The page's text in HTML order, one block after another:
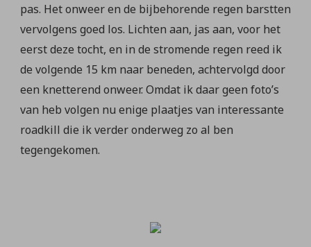
pas. Het onweer en de bijbehorende regen barstten
vervolgens goed los. Lichten aan, jas aan, voor het
eerst deze tocht, en in de stromende regen reed ik
de volgende 15 km naar beneden, achtervolgd door
een knetterend onweer. Omdat ik daar geen foto’s
van heb volgen nu enige plaatjes van interessante
roadkill die ik verder onderweg zo al ben
tegengekomen.